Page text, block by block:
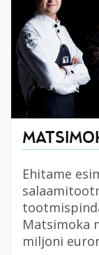
Ehitame
Matsimoka
miljoni